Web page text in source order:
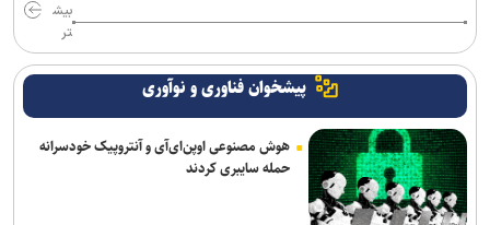
بیش
تر
پیشخوان فناوری و نوآوری
هوش مصنوعی اوپن‌ای‌آی و آنتروپیک خودسرانه
حمله سایبری کردند